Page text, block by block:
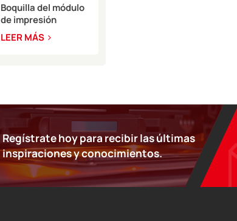
Linx 8900.
Boquilla del módulo
de impresión
VB399622 para
impresora de
LEER MÁS
Regístrate hoy para recibir las últimas
inspiraciones y conocimientos.